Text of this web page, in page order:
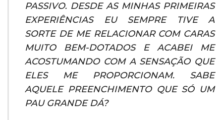
PASSIVO. DESDE AS MINHAS PRIMEIRAS
EXPERIÊNCIAS EU SEMPRE TIVE A
SORTE DE ME RELACIONAR COM CARAS
MUITO BEM-DOTADOS E ACABEI ME
ACOSTUMANDO COM A SENSAÇÃO QUE
ELES ME PROPORCIONAM. SABE
AQUELE PREENCHIMENTO QUE SÓ UM
PAU GRANDE DÁ?